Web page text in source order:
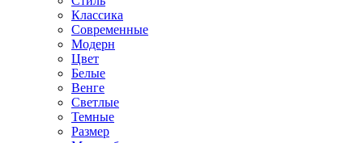
Классика
Современные
Модерн
Цвет
Белые
Венге
Светлые
Темные
Размер